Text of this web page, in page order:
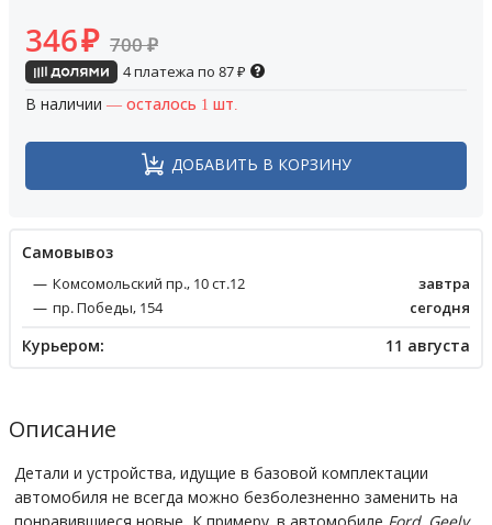
346₽ 700₽
4 платежа по 87₽
В наличии — осталось 1 шт.
ДОБАВИТЬ В КОРЗИНУ
Cамовывоз
Комсомольский пр., 10 ст.12
завтра
пр. Победы, 154
сегодня
Курьером: 11 августа
Описание
Детали и устройства, идущие в базовой комплектации
автомобиля не всегда можно безболезненно заменить на